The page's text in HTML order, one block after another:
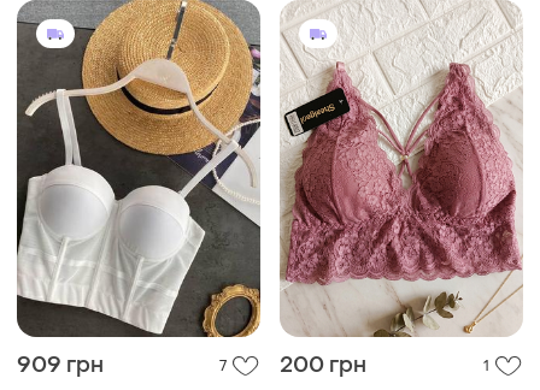
909 грн 7 200 грн 1